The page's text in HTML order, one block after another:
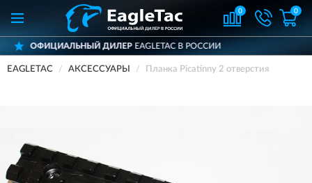
0 0
ДИЛЕРEAGLETAC В РОССИИ
EAGLETAC АКСЕССУАРЫ Планка Picatinny 2 отверстия